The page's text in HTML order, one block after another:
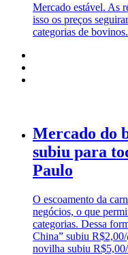
Mercado estável. As
isso os preços
categorias de bovinos.
Mercado do
subiu para
Paulo
O escoamento da
negócios, o que
categorias. Dessa
China” subiu
novilha subiu